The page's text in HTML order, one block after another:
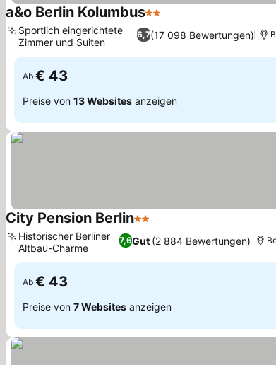
a&o Berlin Kolumbus2 Sterne
6,7(17 098 Bewertungen)
Sportlich eingerichtete
Zimmer und Suiten
Ab € 43
Preise von 13 Websites anzeigen
City Pension Berlin2 Sterne
7,6Gut (2 884 Bewertungen)
Historischer Berliner
Altbau-Charme
Ab € 43
Preise von 7 Websites anzeigen